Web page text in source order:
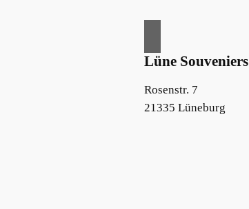
Lüne Souveniers
Rosenstr. 7
21335 Lüneburg